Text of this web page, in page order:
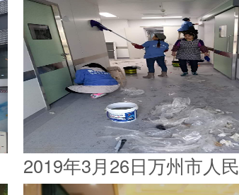
2019年3月26日万州市人民